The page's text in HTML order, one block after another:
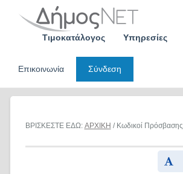
Τιμοκατάλογος Υπηρεσίες
Επικοινωνία
Σύνδεση
ΒΡΙΣΚΕΣΤΕ ΕΔΩ: ΑΡΧΙΚΗ / Κωδικοί Πρόσβασης